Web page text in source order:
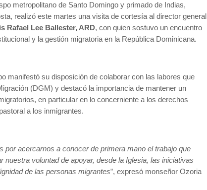
metropolitano de Santo Domingo y primado de Indias,
realizó este martes una visita de cortesía al director general
Rafael Lee Ballester, ARD, con quien sostuvo un encuentro
y la gestión migratoria en la República Dominicana.
manifestó su disposición de colaborar con las labores que
(DGM) y destacó la importancia de mantener un
en particular en lo concerniente a los derechos
a los inmigrantes.
por acercarnos a conocer de primera mano el trabajo que
nuestra voluntad de apoyar, desde la Iglesia, las iniciativas
de las personas migrantes”, expresó monseñor Ozoria